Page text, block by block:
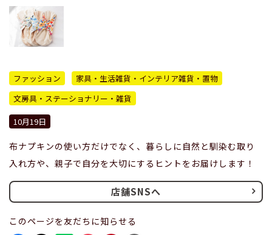
ファッション
家具・生活雑貨・インテリア雑貨・置物
文房具・ステーショナリー・雑貨
10月19日
布ナプキンの使い方だけでなく、暮らしに自然と馴染む取り
入れ方や、親子で自分を大切にするヒントをお届けします！
店舗SNSへ
このページを友だちに知らせる